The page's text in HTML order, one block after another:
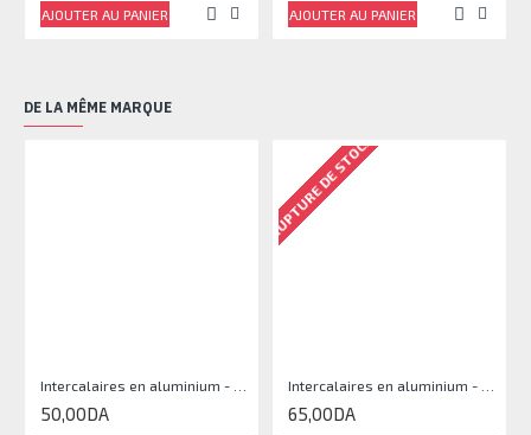
AJOUTER AU PANIER AJOUTER AU PANIER
DE LA MÊME MARQUE
50,00DA
RUPTURE DE STOCK
65,00DA